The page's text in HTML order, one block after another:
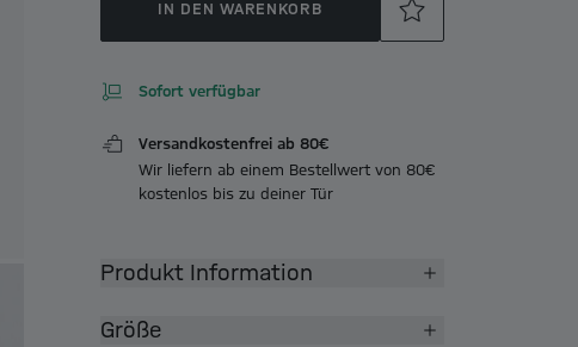
IN DEN WARENKORB
Sofort verfügbar
Versandkostenfrei ab 80€
Wir liefern ab einem Bestellwert von 80€
kostenlos bis zu deiner Tür
Produkt Information
Größe